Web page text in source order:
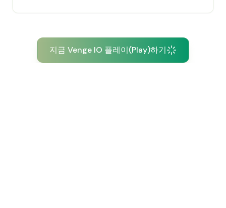
지금 Venge IO 플레이(Play)하기